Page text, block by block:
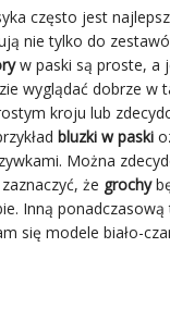
często jest
nie tylko do
w paski są proste, a
wyglądać dobrze w
kroju lub
bluzki w paski
Można
że grochy
Inną
się modele biało-